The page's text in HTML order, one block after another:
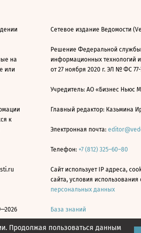
Продолжая пользоваться данным
на
или
к
Сетевое издание Ведомости
Решение Федеральной
информационных технологий
от 27 ноября 2020 г. ЭЛ № ФС 77-
Учредитель: АО «Бизнес Ньюс
Главный редактор: Казьмина
Электронная почта:
Телефон: +7 (812) 325–60–80
Сайт использует IP адреса,
сайта, условия использования
персональных данных
База знаний